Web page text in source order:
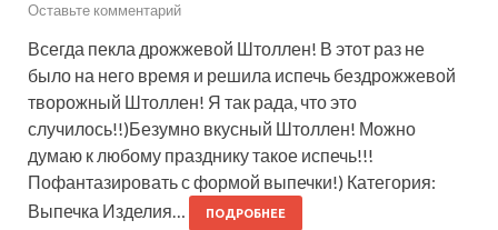
Оставьте комментарий
Всегда пекла дрожжевой Штоллен! В этот раз не
было на него время и решила испечь бездрожжевой
творожный Штоллен! Я так рада, что это
случилось!!)Безумно вкусный Штоллен! Можно
думаю к любому празднику такое испечь!!!
Пофантазировать с формой выпечки!) Категория:
Выпечка Изделия…
ПОДРОБНЕЕ